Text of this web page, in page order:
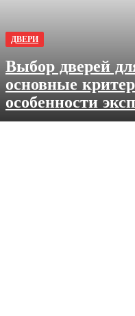
ДВЕРИ
Выбор дверей
основные
особенности